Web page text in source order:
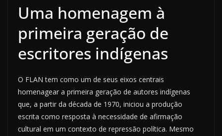
Uma homenagem à
primeira geração de
escritores indígenas
O FLAN tem como um de seus eixos centrais
homenagear a primeira geração de autores indígenas
que, a partir da década de 1970, iniciou a produção
escrita como resposta à necessidade de afirmação
cultural em um contexto de repressão política. Mesmo